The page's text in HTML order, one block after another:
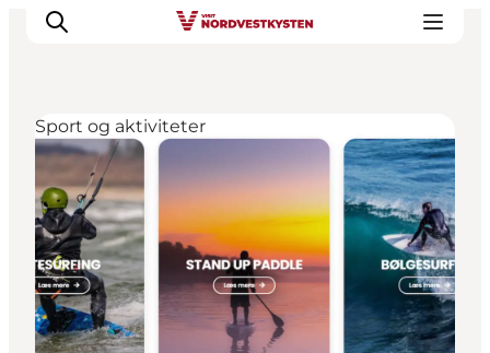
Feriesteder
Inspiration
Handicapvenlig ferie
Events
Overnatning
Planlæg din ferie
Sport og aktiviteter